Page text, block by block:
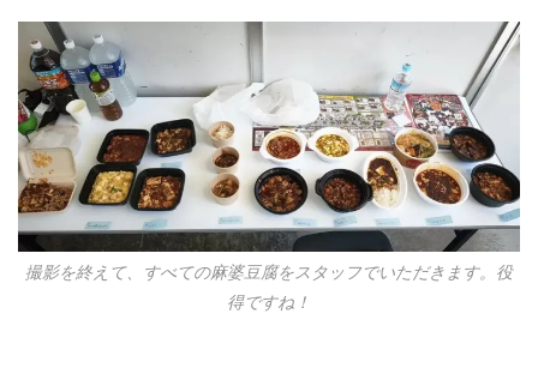
撮影を終えて、すべての麻婆豆腐をスタッフでいただきます。役
得ですね！